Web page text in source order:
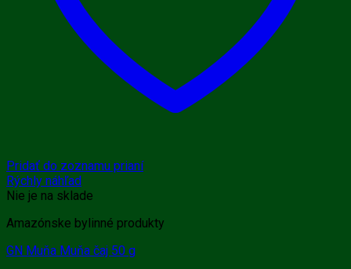
Pridať do zoznamu prianí
Rýchly náhľad
Nie je na sklade
Amazónske bylinné produkty
GN Muňa Muňa čaj 50 g